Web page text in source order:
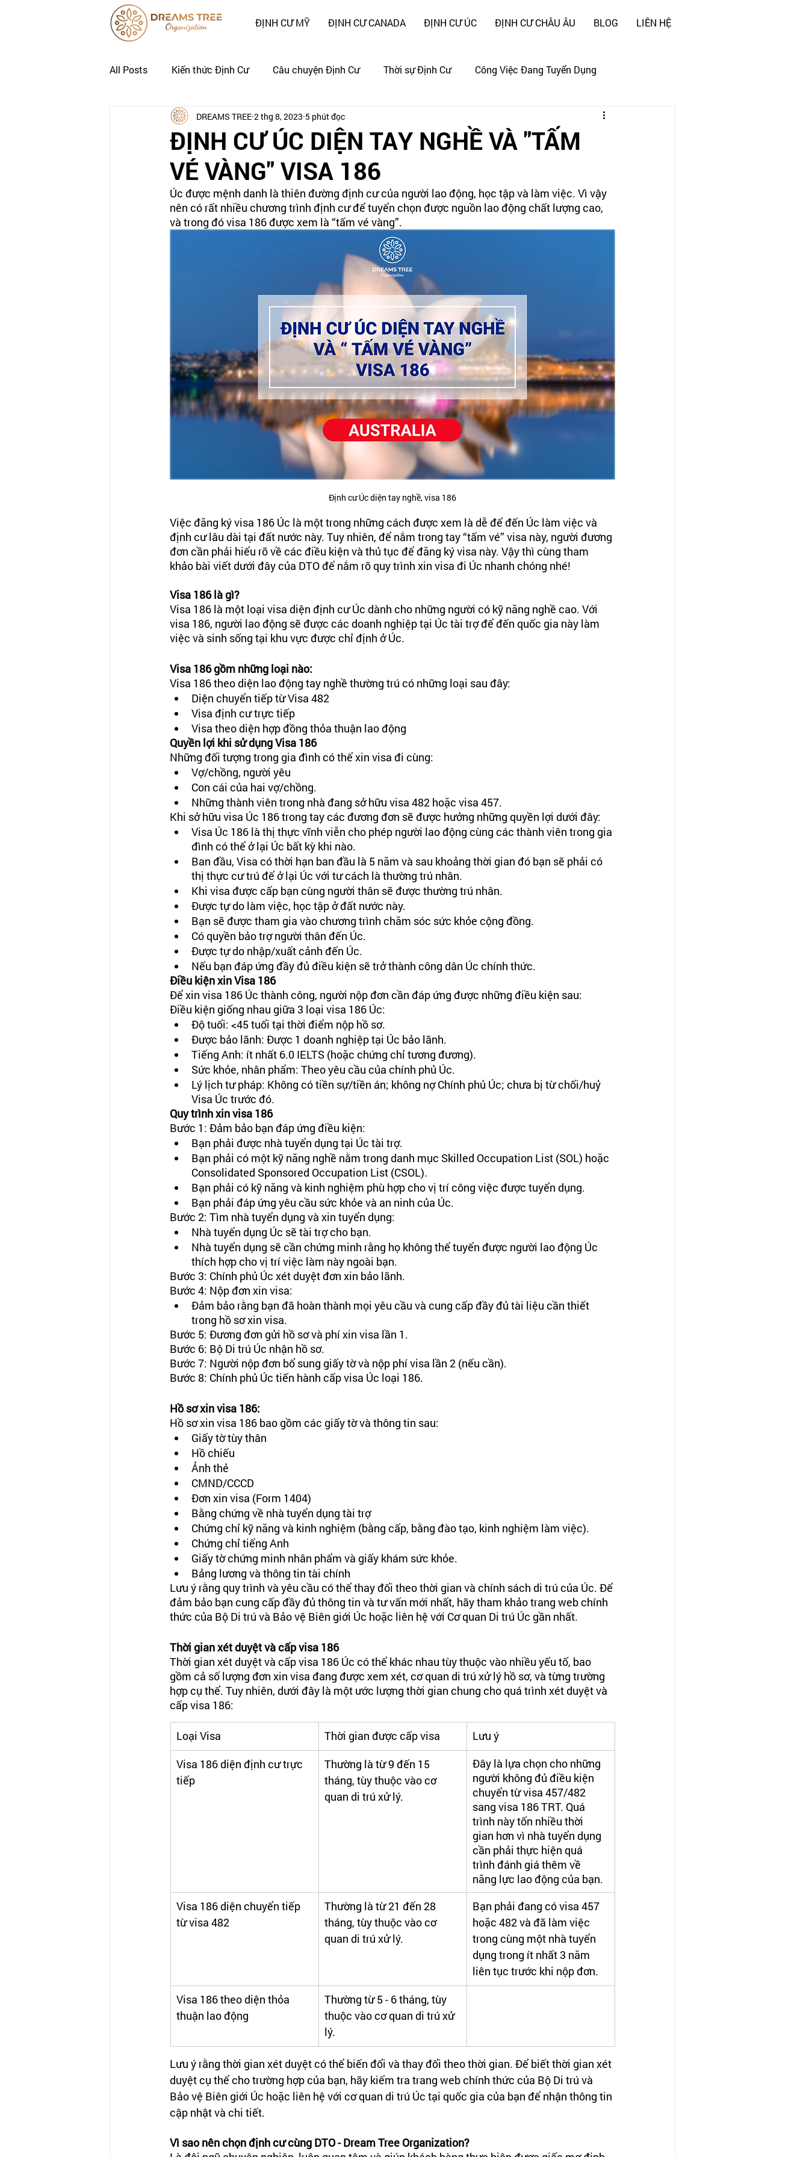
ĐỊNH CƯ MỸ ĐỊNH CƯ CANADA ĐỊNH CƯ ÚC ĐỊNH CƯ CHÂU ÂU BLOG LIÊN HỆ
All Posts Kiến thức Định Cư Câu chuyện Định Cư Thời sự Định Cư Công Việc Đang Tuyển Dụng
Nhật Ký Định Cư của Khách Hàng CÂU CHUYỆN CẢNH GIÁC !!!
ĐỊNH CƯ ÚC DIỆN TAY NGHỀ VÀ "TẤM
VÉ VÀNG" VISA 186
DREAMS TREE 2 thg 8, 2023 5 phút đọc
Úc được mệnh danh là thiên đường định cư của người lao động, học tập và làm việc. Vì vậy
nên có rất nhiều chương trình định cư để tuyển chọn được nguồn lao động chất lượng cao,
và trong đó visa 186 được xem là “tấm vé vàng”.
Định cư Úc diện tay nghề, visa 186
Việc đăng ký visa 186 Úc là một trong những cách được xem là dễ để đến Úc làm việc và
định cư lâu dài tại đất nước này. Tuy nhiên, để nắm trong tay “tấm vé” visa này, người đương
đơn cần phải hiểu rõ về các điều kiện và thủ tục để đăng ký visa này. Vậy thì cùng tham
khảo bài viết dưới đây của DTO để nắm rõ quy trình xin visa đi Úc nhanh chóng nhé!
Visa 186 là gì?
Visa 186 là một loại visa diện định cư Úc dành cho những người có kỹ năng nghề cao. Với
visa 186, người lao động sẽ được các doanh nghiệp tại Úc tài trợ để đến quốc gia này làm
việc và sinh sống tại khu vực được chỉ định ở Úc.
Visa 186 gồm những loại nào:
Visa 186 theo diện lao động tay nghề thường trú có những loại sau đây:
Diện chuyển tiếp từ Visa 482
Visa định cư trực tiếp
Visa theo diện hợp đồng thỏa thuận lao động
Quyền lợi khi sử dụng Visa 186
Những đối tượng trong gia đình có thể xin visa đi cùng:
Vợ/chồng, người yêu
Con cái của hai vợ/chồng.
Những thành viên trong nhà đang sở hữu visa 482 hoặc visa 457.
Khi sở hữu visa Úc 186 trong tay các đương đơn sẽ được hưởng những quyền lợi dưới đây:
Visa Úc 186 là thị thực vĩnh viễn cho phép người lao động cùng các thành viên trong gia
đình có thể ở lại Úc bất kỳ khi nào.
Ban đầu, Visa có thời hạn ban đầu là 5 năm và sau khoảng thời gian đó bạn sẽ phải có
thị thực cư trú để ở lại Úc với tư cách là thường trú nhân.
Khi visa được cấp bạn cùng người thân sẽ được thường trú nhân.
Được tự do làm việc, học tập ở đất nước này.
Bạn sẽ được tham gia vào chương trình chăm sóc sức khỏe cộng đồng.
Có quyền bảo trợ người thân đến Úc.
Được tự do nhập/xuất cảnh đến Úc.
Nếu bạn đáp ứng đầy đủ điều kiện sẽ trở thành công dân Úc chính thức.
Điều kiện xin Visa 186
Để xin visa 186 Úc thành công, người nộp đơn cần đáp ứng được những điều kiện sau:
Điều kiện giống nhau giữa 3 loại visa 186 Úc:
Độ tuổi: <45 tuổi tại thời điểm nộp hồ sơ.
Được bảo lãnh: Được 1 doanh nghiệp tại Úc bảo lãnh.
Tiếng Anh: ít nhất 6.0 IELTS (hoặc chứng chỉ tương đương).
Sức khỏe, nhân phẩm: Theo yêu cầu của chính phủ Úc.
Lý lịch tư pháp: Không có tiền sự/tiền án; không nợ Chính phủ Úc; chưa bị từ chối/huỷ
Visa Úc trước đó.
Quy trình xin visa 186
Bước 1: Đảm bảo bạn đáp ứng điều kiện:
Bạn phải được nhà tuyển dụng tại Úc tài trợ.
Bạn phải có một kỹ năng nghề nằm trong danh mục Skilled Occupation List (SOL) hoặc
Consolidated Sponsored Occupation List (CSOL).
Bạn phải có kỹ năng và kinh nghiệm phù hợp cho vị trí công việc được tuyển dụng.
Bạn phải đáp ứng yêu cầu sức khỏe và an ninh của Úc.
Bước 2: Tìm nhà tuyển dụng và xin tuyển dụng:
Nhà tuyển dụng Úc sẽ tài trợ cho bạn.
Nhà tuyển dụng sẽ cần chứng minh rằng họ không thể tuyển được người lao động Úc
thích hợp cho vị trí việc làm này ngoài bạn.
Bước 3: Chính phủ Úc xét duyệt đơn xin bảo lãnh.
Bước 4: Nộp đơn xin visa:
Đảm bảo rằng bạn đã hoàn thành mọi yêu cầu và cung cấp đầy đủ tài liệu cần thiết
trong hồ sơ xin visa.
Bước 5: Đương đơn gửi hồ sơ và phí xin visa lần 1.
Bước 6: Bộ Di trú Úc nhận hồ sơ.
Bước 7: Người nộp đơn bổ sung giấy tờ và nộp phí visa lần 2 (nếu cần).
Bước 8: Chính phủ Úc tiến hành cấp visa Úc loại 186.
Hồ sơ xin visa 186:
Hồ sơ xin visa 186 bao gồm các giấy tờ và thông tin sau:
Giấy tờ tùy thân
Hồ chiếu
Ảnh thẻ
CMND/CCCD
Đơn xin visa (Form 1404)
Bằng chứng về nhà tuyển dụng tài trợ
Chứng chỉ kỹ năng và kinh nghiệm (bằng cấp, bằng đào tạo, kinh nghiệm làm việc).
Chứng chỉ tiếng Anh
Giấy tờ chứng minh nhân phẩm và giấy khám sức khỏe.
Bảng lương và thông tin tài chính
Lưu ý rằng quy trình và yêu cầu có thể thay đổi theo thời gian và chính sách di trú của Úc. Để
đảm bảo bạn cung cấp đầy đủ thông tin và tư vấn mới nhất, hãy tham khảo trang web chính
thức của Bộ Di trú và Bảo vệ Biên giới Úc hoặc liên hệ với Cơ quan Di trú Úc gần nhất.
Thời gian xét duyệt và cấp visa 186
Thời gian xét duyệt và cấp visa 186 Úc có thể khác nhau tùy thuộc vào nhiều yếu tố, bao
gồm cả số lượng đơn xin visa đang được xem xét, cơ quan di trú xử lý hồ sơ, và từng trường
hợp cụ thể. Tuy nhiên, dưới đây là một ước lượng thời gian chung cho quá trình xét duyệt và
cấp visa 186:
Loại Visa Thời gian được cấp visa
Lưu ý
Visa 186 diện định cư trực
tiếp
Thường là từ 9 đến 15
tháng, tùy thuộc vào cơ
quan di trú xử lý.
Đây là lựa chọn cho những
người không đủ điều kiện
chuyển từ visa 457/482
sang visa 186 TRT. Quá
trình này tốn nhiều thời
gian hơn vì nhà tuyển dụng
cần phải thực hiện quá
trình đánh giá thêm về
năng lực lao động của bạn.
Visa 186 diện chuyển tiếp
từ visa 482
Thường là từ 21 đến 28
tháng, tùy thuộc vào cơ
quan di trú xử lý.
Bạn phải đang có visa 457
hoặc 482 và đã làm việc
trong cùng một nhà tuyển
dụng trong ít nhất 3 năm
liên tục trước khi nộp đơn.
Visa 186 theo diện thỏa
thuận lao động
Thường từ 5 - 6 tháng, tùy
thuộc vào cơ quan di trú xử
lý.
Lưu ý rằng thời gian xét duyệt có thể biến đổi và thay đổi theo thời gian. Để biết thời gian xét
duyệt cụ thể cho trường hợp của bạn, hãy kiểm tra trang web chính thức của Bộ Di trú và
Bảo vệ Biên giới Úc hoặc liên hệ với cơ quan di trú Úc tại quốc gia của bạn để nhận thông tin
cập nhật và chi tiết.
Vì sao nên chọn định cư cùng DTO - Dream Tree Organization?